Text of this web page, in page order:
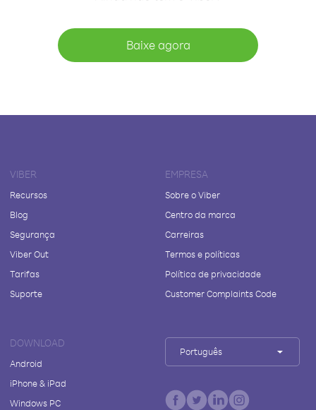
Baixe agora
VIBER
Recursos
Blog
Segurança
Viber Out
Tarifas
Suporte
EMPRESA
Sobre o Viber
Centro da marca
Carreiras
Termos e políticas
Política de privacidade
Customer Complaints Code
DOWNLOAD
Android
iPhone & iPad
Windows PC
Português